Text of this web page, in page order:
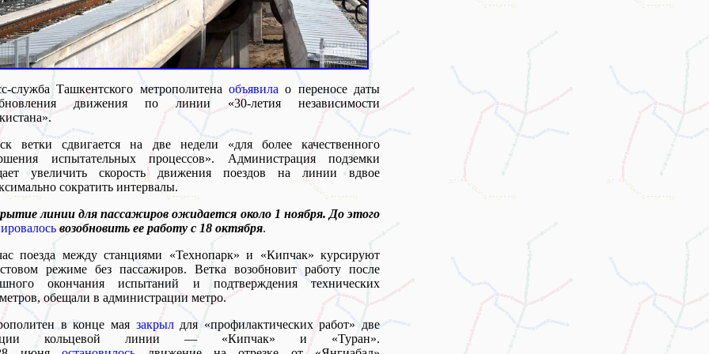
служба Ташкентского метрополитена объявила о переносе даты
движения по линии «30-летия независимости
ветки сдвигается на две недели «для более качественного
испытательных процессов». Администрация подземки
увеличить скорость движения поездов на линии вдвое
сократить интервалы.
линии для пассажиров ожидается около 1 ноября. До этого
возобновить ее работу с 18 октября.
поезда между станциями «Технопарк» и «Кипчак» курсируют
режиме без пассажиров. Ветка возобновит работу после
окончания испытаний и подтверждения технических
обещали в администрации метро.
в конце мая закрылдля «профилактических работ» две
кольцевой линии — «Кипчак» и «Туран».